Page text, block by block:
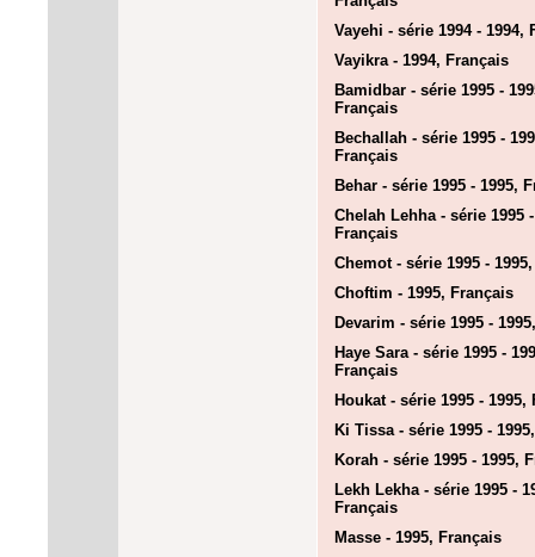
Vayehi - série 1994 - 1994,
Vayikra - 1994, Français
Bamidbar - série 1995 -
Français
Bechallah - série 1995 -
Français
Behar - série 1995 - 1995,
Chelah Lehha - série 1995
Français
Chemot - série 1995 -
Choftim - 1995, Français
Devarim - série 1995 -
Haye Sara - série 1995 -
Français
Houkat - série 1995 - 1995,
Ki Tissa - série 1995 -
Korah - série 1995 - 1995,
Lekh Lekha - série 1995 -
Français
Masse - 1995, Français